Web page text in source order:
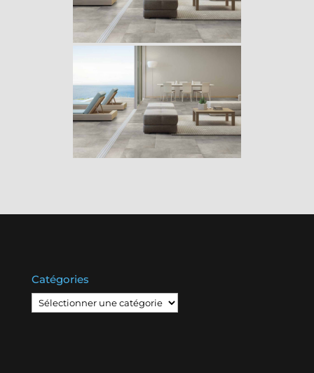
Catégories
Catégories